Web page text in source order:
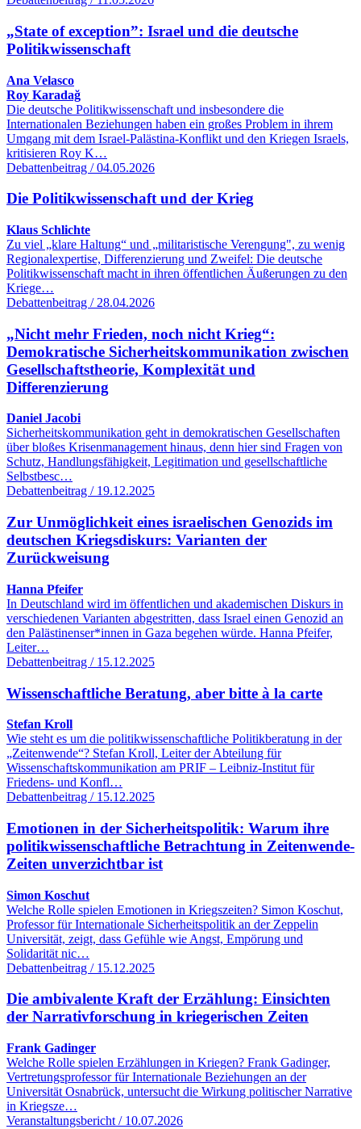
„State of exception”: Israel und die deutsche
Politikwissenschaft
Ana Velasco
Roy Karadağ
Die deutsche Politikwissenschaft und insbesondere die
Internationalen Beziehungen haben ein großes Problem in ihrem
Umgang mit dem Israel-Palästina-Konflikt und den Kriegen Israels,
kritisieren Roy K…
Debattenbeitrag / 04.05.2026
Die Politikwissenschaft und der Krieg
Klaus Schlichte
Zu viel „klare Haltung“ und „militaristische Verengung", zu wenig
Regionalexpertise, Differenzierung und Zweifel: Die deutsche
Politikwissenschaft macht in ihren öffentlichen Äußerungen zu den
Kriege…
Debattenbeitrag / 28.04.2026
„Nicht mehr Frieden, noch nicht Krieg“:
Demokratische Sicherheitskommunikation zwischen
Gesellschaftstheorie, Komplexität und
Differenzierung
Daniel Jacobi
Sicherheitskommunikation geht in demokratischen Gesellschaften
über bloßes Krisenmanagement hinaus, denn hier sind Fragen von
Schutz, Handlungsfähigkeit, Legitimation und gesellschaftliche
Selbstbesc…
Debattenbeitrag / 19.12.2025
Zur Unmöglichkeit eines israelischen Genozids im
deutschen Kriegsdiskurs: Varianten der
Zurückweisung
Hanna Pfeifer
In Deutschland wird im öffentlichen und akademischen Diskurs in
verschiedenen Varianten abgestritten, dass Israel einen Genozid an
den Palästinenser*innen in Gaza begehen würde. Hanna Pfeifer,
Leiter…
Debattenbeitrag / 15.12.2025
Wissenschaftliche Beratung, aber bitte à la carte
Stefan Kroll
Wie steht es um die politikwissenschaftliche Politikberatung in der
„Zeitenwende“? Stefan Kroll, Leiter der Abteilung für
Wissenschaftskommunikation am PRIF – Leibniz-Institut für
Friedens- und Konfl…
Debattenbeitrag / 15.12.2025
Emotionen in der Sicherheitspolitik: Warum ihre
politikwissenschaftliche Betrachtung in Zeitenwende-
Zeiten unverzichtbar ist
Simon Koschut
Welche Rolle spielen Emotionen in Kriegszeiten? Simon Koschut,
Professor für Internationale Sicherheitspolitik an der Zeppelin
Universität, zeigt, dass Gefühle wie Angst, Empörung und
Solidarität nic…
Debattenbeitrag / 15.12.2025
Die ambivalente Kraft der Erzählung: Einsichten
der Narrativforschung in kriegerischen Zeiten
Frank Gadinger
Welche Rolle spielen Erzählungen in Kriegen? Frank Gadinger,
Vertretungsprofessor für Internationale Beziehungen an der
Universität Osnabrück, untersucht die Wirkung politischer Narrative
in Kriegsze…
Veranstaltungsbericht / 10.07.2026